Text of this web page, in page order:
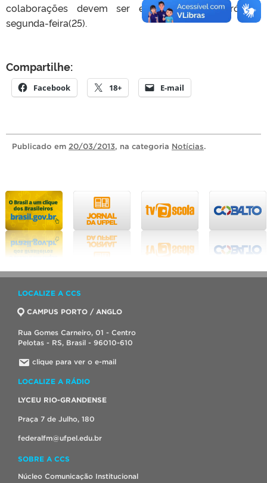
colaborações devem ser enviadas até a próxima
segunda-feira(25).
Compartilhe:
Facebook 18+ E-mail
Publicado em 20/03/2013, na categoria Notícias.
LOCALIZE A CCS
CAMPUS PORTO / ANGLO
Rua Gomes Carneiro, 01 - Centro
Pelotas - RS, Brasil - 96010-610
clique para ver o e-mail
LOCALIZE A RÁDIO
LYCEU RIO-GRANDENSE
Praça 7 de Julho, 180
federalfm@ufpel.edu.br
SOBRE A CCS
Núcleo Comunicação Institucional